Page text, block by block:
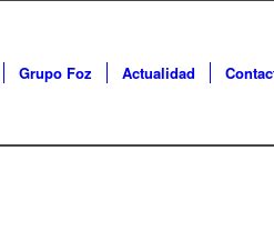
Grupo Foz Actualidad